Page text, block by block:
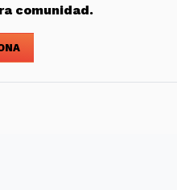
comunidad.